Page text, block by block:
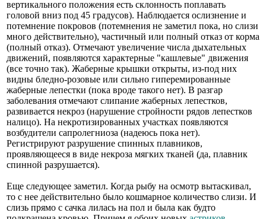
вертикального положения есть склонность поплавать
головой вниз под 45 градусов). Наблюдается ослизнение и
потемнение покровов (потемнения не заметил пока, но слизи
много действительно), частичный или полный отказ от корма
(полный отказ). Отмечают увеличение числа дыхательных
движений, появляются характерные "кашлевые" движения
(все точно так). Жаберные крышки открыты, из-под них
видны бледно-розовые или сильно гиперемированные
жаберные лепестки (пока вроде такого нет). В разгар
заболевания отмечают слипание жаберных лепестков,
развивается некроз (нарушение стройности рядов лепестков
налицо). На некротизированных участках появляются
возбудители сапролегниоза (надеюсь пока нет).
Регистрируют разрушение спинных плавников,
проявляющееся в виде некроза мягких тканей (да, плавник
спинной разрушается).
Еще следующее заметил. Когда рыбу на осмотр вытаскивал,
то с нее действительно было кошмарное количество слизи. И
слизь прямо с сачка лилась на пол и была как будто